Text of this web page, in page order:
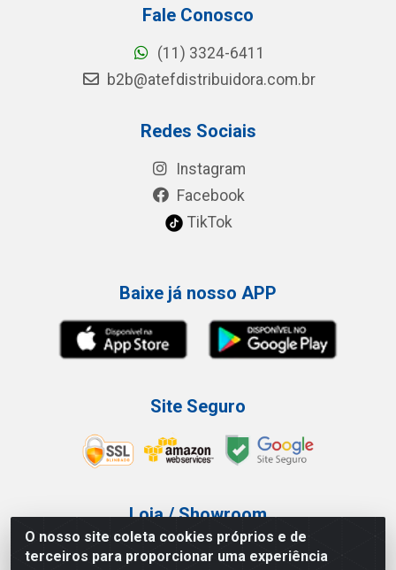
O nosso site coleta cookies próprios e de
terceiros para proporcionar uma experiência
Fale Conosco
(11) 3324-6411
b2b@atefdistribuidora.com.br
Redes Sociais
Instagram
Facebook
TikTok
Baixe já nosso APP
Site Seguro
Loja / Showroom
Tel.: (11) 3227-0546